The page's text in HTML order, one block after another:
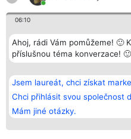
06:10
Ahoj, rádi Vám pomůžeme! 🙂
příslušnou téma konverzace! 🙂
Jsem laureát, chci získat
Chci přihlásit svou společnost
Mám jiné otázky.
Bright Side Solutions sp. z o.
o. sp. k.
ul. Ruska 22
Wrocław 50-079
KRS 0000749100 | Regon
381313360 | NIP 8943132676